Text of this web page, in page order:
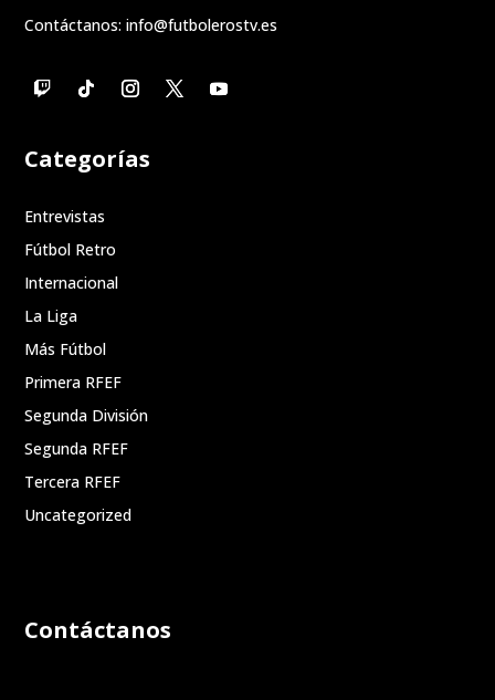
Contáctanos:info@futbolerostv.es
Categorías
Entrevistas
Fútbol Retro
Internacional
La Liga
Más Fútbol
Primera RFEF
Segunda División
Segunda RFEF
Tercera RFEF
Uncategorized
Contáctanos